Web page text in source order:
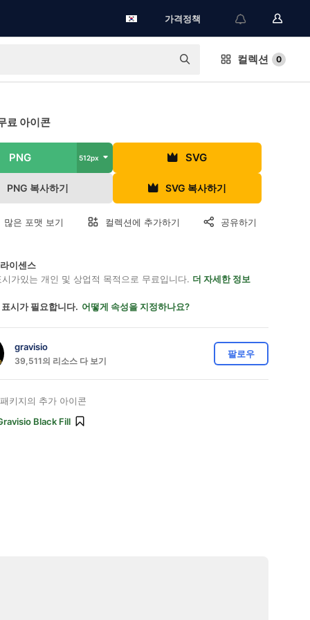
가격정책
컬렉션 0
료 아이콘
PNG 512px SVG
PNG 복사하기 SVG 복사하기
많은 포맷 보기 컬렉션에 추가하기 공유하기
이센스
가있는 개인 및 상업적 목적으로 무료입니다. 더 자세한 정보
시가 필요합니다. 어떻게 속성을 지정하나요?
gravisio
39,511의 리소스 다 보기
팔로우
키지의 추가 아이콘
Black Fill